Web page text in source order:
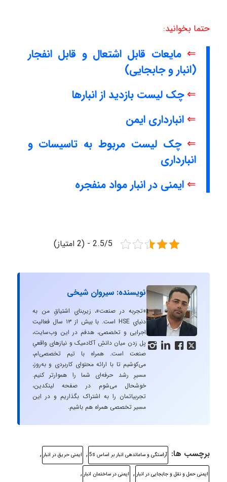
حتما بخوانید:
⇐مایعات قابل اشتعال و قابل انفجار
(انبار و جابجایی)
⇐چک لیست بازدید از انبارها
⇐ انبارداری ایمن
⇐چک لیست مربوط به تاسیسات و
انبارداری
⇐ ایمنی در انبار مواد منفجره
2.5/5 - (2 امتیاز)
   
نویسنده: سیروان شیخی
«تجربه در صنعت»، زیربنایِ اشتیاقِ من به
دنیایِ HSE است. با بیش از ۱۳ سال فعالیت
اجرایی و تخصصی، هدفم در این وب‌سایت،
پل زدن میان دانشِ آکادمیک و نیازهای واقعیِ
صنعت است. همراه با تیم تخصصی‌ام،
می‌کوشیم تا با ارائه محتوای کاربردی و به‌روز،
مسیرِ رشد حرفه‌ای شما را هموارتر کنیم.
خوشحال می‌شوم در صفحه لینکدین،
تجربیاتمان را به اشتراک بگذاریم و در این
مسیر تخصصی همراه هم باشیم.
برچسب ها: آراستگی و ساماندهی انبار بر اساس 5s , ایمنی حریق در انبار ,
ایمنی حمل و نقل و جابجایی در انبار , ایمنی در ساختمان انبار ,